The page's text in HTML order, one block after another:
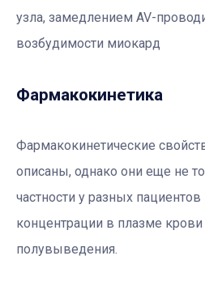
узла, замедлением AV-
возбудимости миокард
Фармакокинетика
Фармакокинетические
описаны, однако они еще не
частности у разных пациентов
концентрации в плазме
полувыведения.